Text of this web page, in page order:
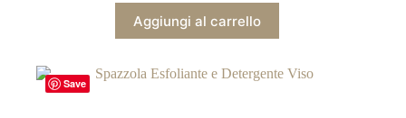
Aggiungi al carrello
Save